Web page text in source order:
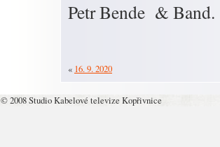
Petr Bende & Band.
« 16. 9. 2020
© 2008 Studio Kabelové televize Kopřivnice